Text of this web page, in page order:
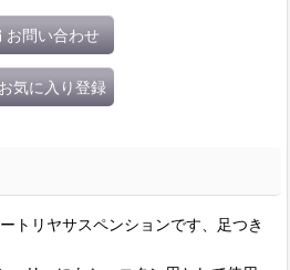
お問い合わせ
お気に入り登録
トリヤサスペンションです、足つき